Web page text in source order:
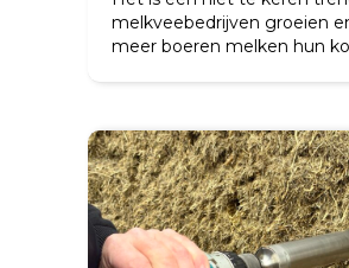
melkveebedrijven groeien
meer boeren melken hun